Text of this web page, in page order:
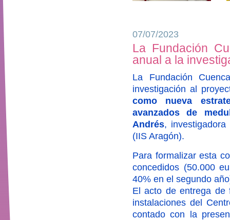
07/07/2023
La Fundación
anual a la
La Fundación
investigación al
como nueva
avanzados de
Andrés,
(IIS Aragón).
Para formalizar esta
concedidos (50.000
40% en el segundo
El acto de entrega
instalaciones del
contado con la